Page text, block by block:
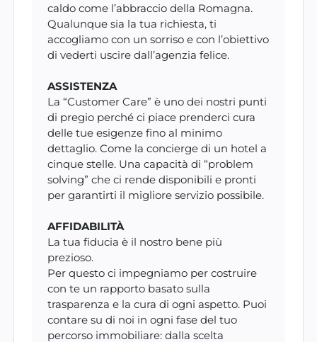
caldo come l’abbraccio della Romagna.
Qualunque sia la tua richiesta, ti
accogliamo con un sorriso e con l’obiettivo
di vederti uscire dall’agenzia felice.
ASSISTENZA
La “Customer Care” è uno dei nostri punti
di pregio perché ci piace prenderci cura
delle tue esigenze fino al minimo
dettaglio. Come la concierge di un hotel a
cinque stelle. Una capacità di “problem
solving” che ci rende disponibili e pronti
per garantirti il migliore servizio possibile.
AFFIDABILITÀ
La tua fiducia è il nostro bene più
prezioso.
Per questo ci impegniamo per costruire
con te un rapporto basato sulla
trasparenza e la cura di ogni aspetto. Puoi
contare su di noi in ogni fase del tuo
percorso immobiliare: dalla scelta